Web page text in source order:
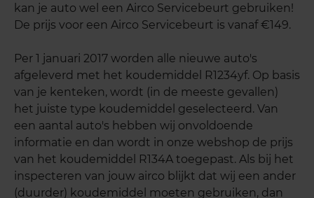
kan je auto wel een Airco Servicebeurt gebruiken!
De prijs voor een Airco Servicebeurt is vanaf €149.
Per 1 januari 2017 worden alle nieuwe auto's
afgeleverd met het koudemiddel R1234yf. Op basis
van je kenteken, wordt (in de meeste gevallen)
het juiste type koudemiddel geselecteerd. Van
een aantal auto's hebben wij onvoldoende
informatie en dan wordt in onze webshop de prijs
van het koudemiddel R134A toegepast. Als bij het
inspecteren van jouw airco blijkt dat wij een ander
(duurder) koudemiddel moeten gebruiken, dan